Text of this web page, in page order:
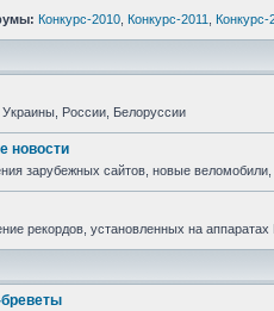
Конкурс-2010 Конкурс-2011 Конкурс-
Украины, России, Белоруссии
новости
зарубежных сайтов, новые
рекордов, установленных на аппаратах